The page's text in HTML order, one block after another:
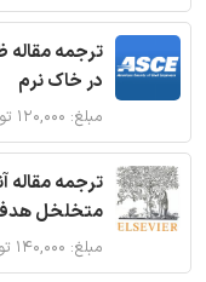
ترجمه
در خاک نرم
مبلغ: ۱۲۰,۰۰۰ تومان
ترجمه مقاله
متخلخل
مبلغ: ۱۴۰,۰۰۰ تومان